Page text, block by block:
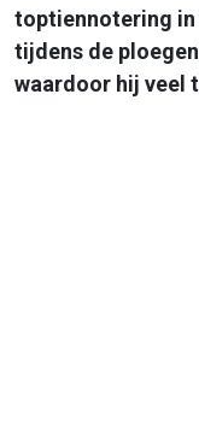
toptiennotering in
tijdens de
waardoor hij veel